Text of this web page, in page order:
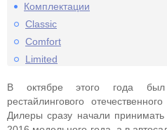
Комплектации
Classic
Comfort
Limited
В октябре этого года
рестайлингового
Дилеры сразу начали